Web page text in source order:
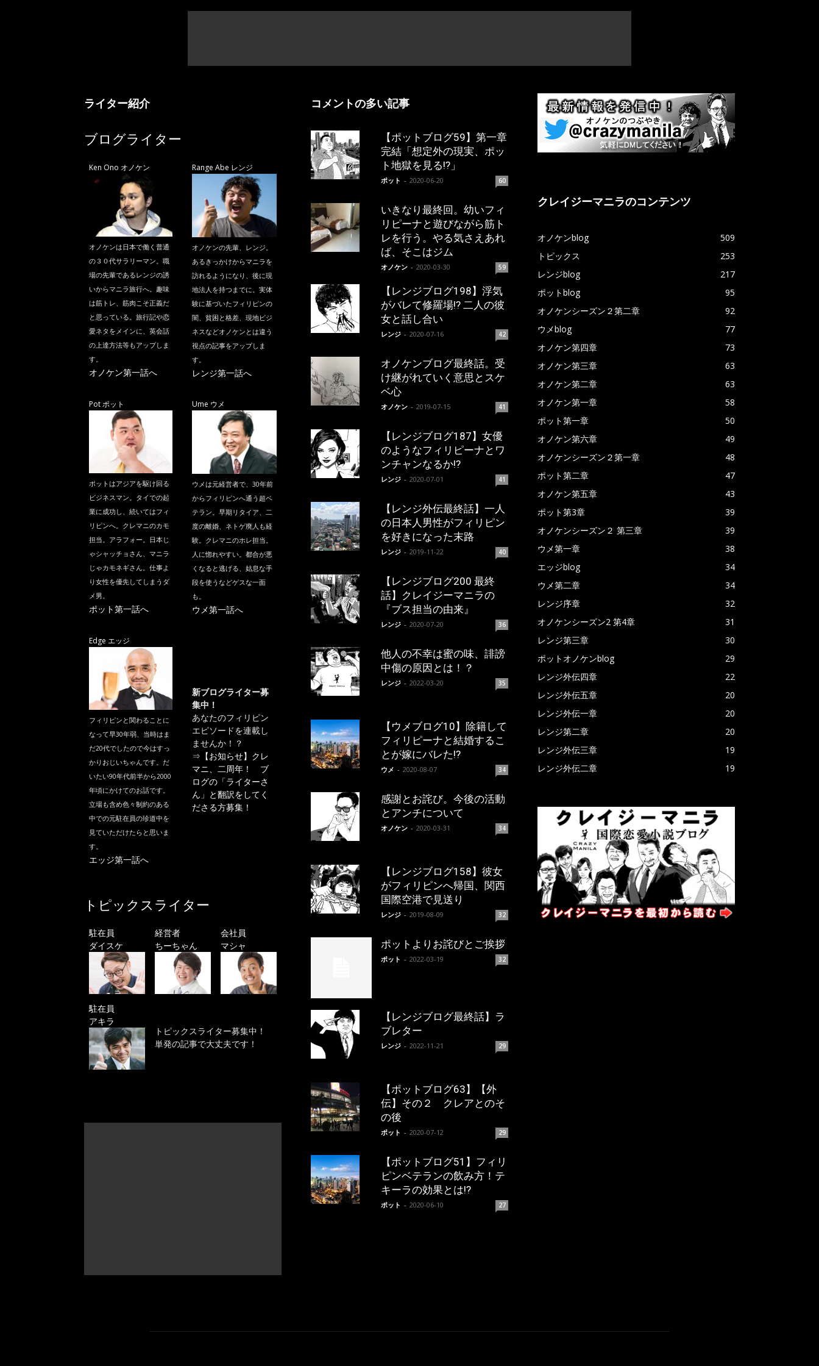
ライター紹介
ブログライター
Ken Ono オノケン
オノケンは日本で働く普通
の３０代サラリーマン。職
場の先輩であるレンジの誘
いからマニラ旅行へ。趣味
は筋トレ、筋肉こそ正義だ
と思っている。旅行記や恋
愛ネタをメインに、英会話
の上達方法等もアップしま
す。
オノケン第一話へ
Range Abe レンジ
オノケンの先輩、レンジ。
あるきっかけからマニラを
訪れるようになり、後に現
地法人を持つまでに。実体
験に基づいたフィリピンの
闇、貧困と格差、現地ビジ
ネスなどオノケンとは違う
視点の記事をアップしま
す。
レンジ第一話へ
Pot ポット
ポットはアジアを駆け回る
ビジネスマン。タイでの起
業に成功し、続いてはフィ
リピンへ。クレマニのカモ
担当。アラフォー。日本じ
ゃシャッチョさん、マニラ
じゃカモネギさん。仕事よ
り女性を優先してしまうダ
メ男。
ポット第一話へ
Ume ウメ
ウメは元経営者で、30年前
からフィリピンへ通う超ベ
テラン。早期リタイア、二
度の離婚、ネトゲ廃人も経
験。クレマニのホレ担当。
人に惚れやすい。都合が悪
くなると逃げる、姑息な手
段を使うなどゲスな一面
も。
ウメ第一話へ
Edge エッジ
フィリピンと関わることに
なって早30年弱、当時はま
だ20代でしたので今はすっ
かりおじいちゃんです。だ
いたい90年代前半から2000
年頃にかけてのお話です。
立場も含め色々制約のある
中での元駐在員の珍道中を
見ていただけたらと思いま
す。
エッジ第一話へ
新ブログライター募
集中！
あなたのフィリピン
エピソードを連載し
ませんか！？
⇒ 【お知らせ】クレ
マニ、二周年！ ブ
ログの「ライターさ
ん」と翻訳をしてく
ださる方募集！
トピックスライター
駐在員
ダイスケ
経営者
ちーちゃん
会社員
マシャ
駐在員
アキラ
トピックスライター募集中！
単発の記事で大丈夫です！
コメントの多い記事
【ポットブログ59】第一章
完結「想定外の現実、ポッ
ト地獄を見る!?」
ポット - 2020-06-20 60
いきなり最終回。幼いフィ
リピーナと遊びながら筋ト
レを行う。やる気さえあれ
ば、そこはジム
オノケン - 2020-03-30 59
【レンジブログ198】浮気
がバレて修羅場!? 二人の彼
女と話し合い
レンジ - 2020-07-16 42
オノケンブログ最終話。受
け継がれていく意思とスケ
ベ心
オノケン - 2019-07-15 41
【レンジブログ187】女優
のようなフィリピーナとワ
ンチャンなるか!?
レンジ - 2020-07-01 41
【レンジ外伝最終話】一人
の日本人男性がフィリピン
を好きになった末路
レンジ - 2019-11-22 40
【レンジブログ200 最終
話】クレイジーマニラの
『ブス担当の由来』
レンジ - 2020-07-20 36
他人の不幸は蜜の味、誹謗
中傷の原因とは！？
レンジ - 2022-03-20 35
【ウメブログ10】除籍して
フィリピーナと結婚するこ
とが嫁にバレた!?
ウメ - 2020-08-07 34
感謝とお詫び。今後の活動
とアンチについて
オノケン - 2020-03-31 34
【レンジブログ158】彼女
がフィリピンへ帰国、関西
国際空港で見送り
レンジ - 2019-08-09 32
ポットよりお詫びとご挨拶
ポット - 2022-03-19 32
【レンジブログ最終話】ラ
ブレター
レンジ - 2022-11-21 29
【ポットブログ63】【外
伝】その２ クレアとのそ
の後
ポット - 2020-07-12 29
【ポットブログ51】フィリ
ピンベテランの飲み方！テ
キーラの効果とは!?
ポット - 2020-06-10 27
クレイジーマニラのコンテンツ
オノケンblog
509
トピックス
253
レンジblog
217
ポットblog
95
オノケンシーズン２第二章
92
ウメblog
77
オノケン第四章
73
オノケン第三章
63
オノケン第二章
63
オノケン第一章
58
ポット第一章
50
オノケン第六章
49
オノケンシーズン２第一章
48
ポット第二章
47
オノケン第五章
43
ポット第3章
39
オノケンシーズン２ 第三章
39
ウメ第一章
38
エッジblog
34
ウメ第二章
34
レンジ序章
32
オノケンシーズン2 第4章
31
レンジ第三章
30
ポットオノケンblog
29
レンジ外伝四章
22
レンジ外伝五章
20
レンジ外伝一章
20
レンジ第二章
20
レンジ外伝三章
19
レンジ外伝二章
19